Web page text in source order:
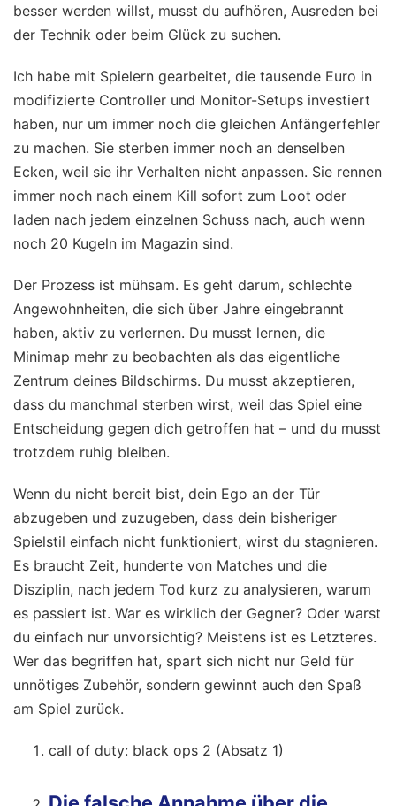
besser werden willst, musst du aufhören, Ausreden bei
der Technik oder beim Glück zu suchen.
Ich habe mit Spielern gearbeitet, die tausende Euro in
modifizierte Controller und Monitor-Setups investiert
haben, nur um immer noch die gleichen Anfängerfehler
zu machen. Sie sterben immer noch an denselben
Ecken, weil sie ihr Verhalten nicht anpassen. Sie rennen
immer noch nach einem Kill sofort zum Loot oder
laden nach jedem einzelnen Schuss nach, auch wenn
noch 20 Kugeln im Magazin sind.
Der Prozess ist mühsam. Es geht darum, schlechte
Angewohnheiten, die sich über Jahre eingebrannt
haben, aktiv zu verlernen. Du musst lernen, die
Minimap mehr zu beobachten als das eigentliche
Zentrum deines Bildschirms. Du musst akzeptieren,
dass du manchmal sterben wirst, weil das Spiel eine
Entscheidung gegen dich getroffen hat – und du musst
trotzdem ruhig bleiben.
Wenn du nicht bereit bist, dein Ego an der Tür
abzugeben und zuzugeben, dass dein bisheriger
Spielstil einfach nicht funktioniert, wirst du stagnieren.
Es braucht Zeit, hunderte von Matches und die
Disziplin, nach jedem Tod kurz zu analysieren, warum
es passiert ist. War es wirklich der Gegner? Oder warst
du einfach nur unvorsichtig? Meistens ist es Letzteres.
Wer das begriffen hat, spart sich nicht nur Geld für
unnötiges Zubehör, sondern gewinnt auch den Spaß
am Spiel zurück.
call of duty: black ops 2 (Absatz 1)